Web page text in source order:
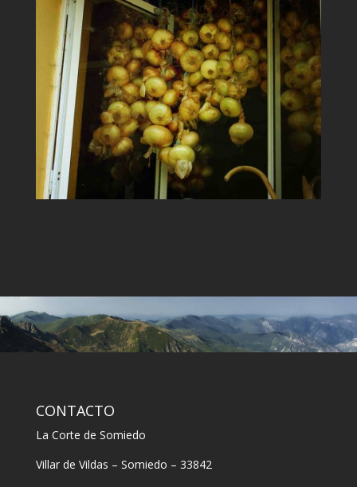
CONTACTO
La Corte de Somiedo
Villar de Vildas – Somiedo – 33842